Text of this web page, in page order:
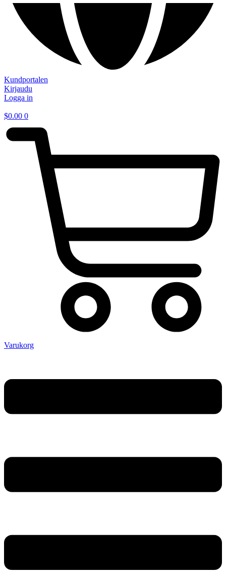
Kundportalen
Kirjaudu
Logga in
$0.00 0
Varukorg